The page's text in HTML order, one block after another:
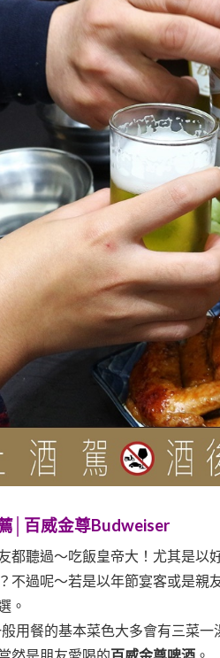
│百威金尊Budweiser
都聽過～吃飯皇帝大！尤其是以
不過呢～若是以年節宴客或是親
。
用餐的基本菜色大多會有三菜一